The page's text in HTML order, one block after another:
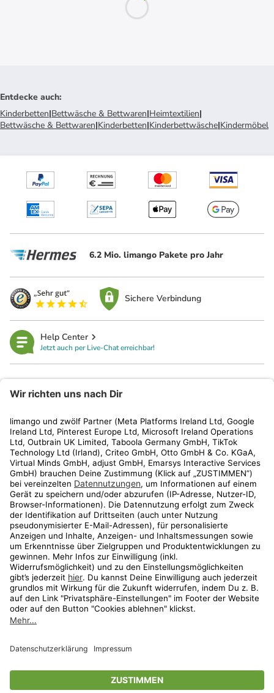
Entdecke auch:
Kinderbetten|Bettwäsche & Bettwaren|Heimtextilien|
Bettwäsche & Bettwaren|Kinderbetten|Kinderbettwäsche|Kindermöbel
6.2 Mio. limango Pakete pro Jahr
Sichere Verbindung
Help Center
Jetzt auch per Live-Chat erreichbar!
Kundenservice
Shop
Aktionen
Travel